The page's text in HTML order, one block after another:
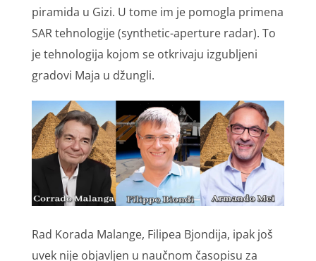
piramida u Gizi. U tome im je pomogla primena
SAR tehnologije (synthetic-aperture radar). To
je tehnologija kojom se otkrivaju izgubljeni
gradovi Maja u džungli.
Rad Korada Malange, Filipea Bjondija, ipak još
uvek nije objavljen u naučnom časopisu za